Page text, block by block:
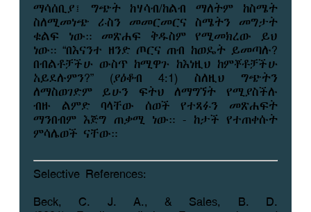
ማሳሰቢያ፤ ግጭት ከሃሳብ/ከልብ ማለትም ከስሜት
ስለሚመነጭ ራስን መመርመርና ስሜትን መግታት
ቁልፍ ነው። መጽሐፍ ቅዱስም የሚመክረው ይህ
ነው። “በእናንተ ዘንድ ጦርና ጠብ ከወዴት ይመጣሉ?
በብልቶቻችሁ ውስጥ ከሚዋጉ ከእነዚህ ከምቾቶቻችሁ
አይደሉምን?” (ያዕቆብ 4:1) ስለዚህ ግጭትን
ለማስወገድም ይሁን ፍትህ ለማግኘት የሚያስችሉ
ብዙ ልምድ ባላቸው ሰወች የተጻፉን መጽሐፍት
ማንበብም እጅግ ጠቃሚ ነው። - ከታች የተጠቀሱት
ምሳሌወች ናቸው።
Selective References:
Beck, C. J. A., & Sales, B. D.